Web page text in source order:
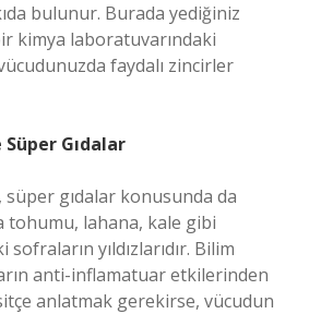
bulunur. Burada yediğiniz
kimya laboratuvarındaki
faydalı zincirler
Gıdalar
gıdalar konusunda da
tohumu, lahana, kale gibi
yıldızlarıdır. Bilim
anti-inflamatuar etkilerinden
anlatmak gerekirse, vücudun